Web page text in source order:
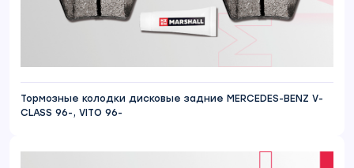
Тормозные колодки дисковые задние MERCEDES-BENZ V-
CLASS 96-, VITO 96-